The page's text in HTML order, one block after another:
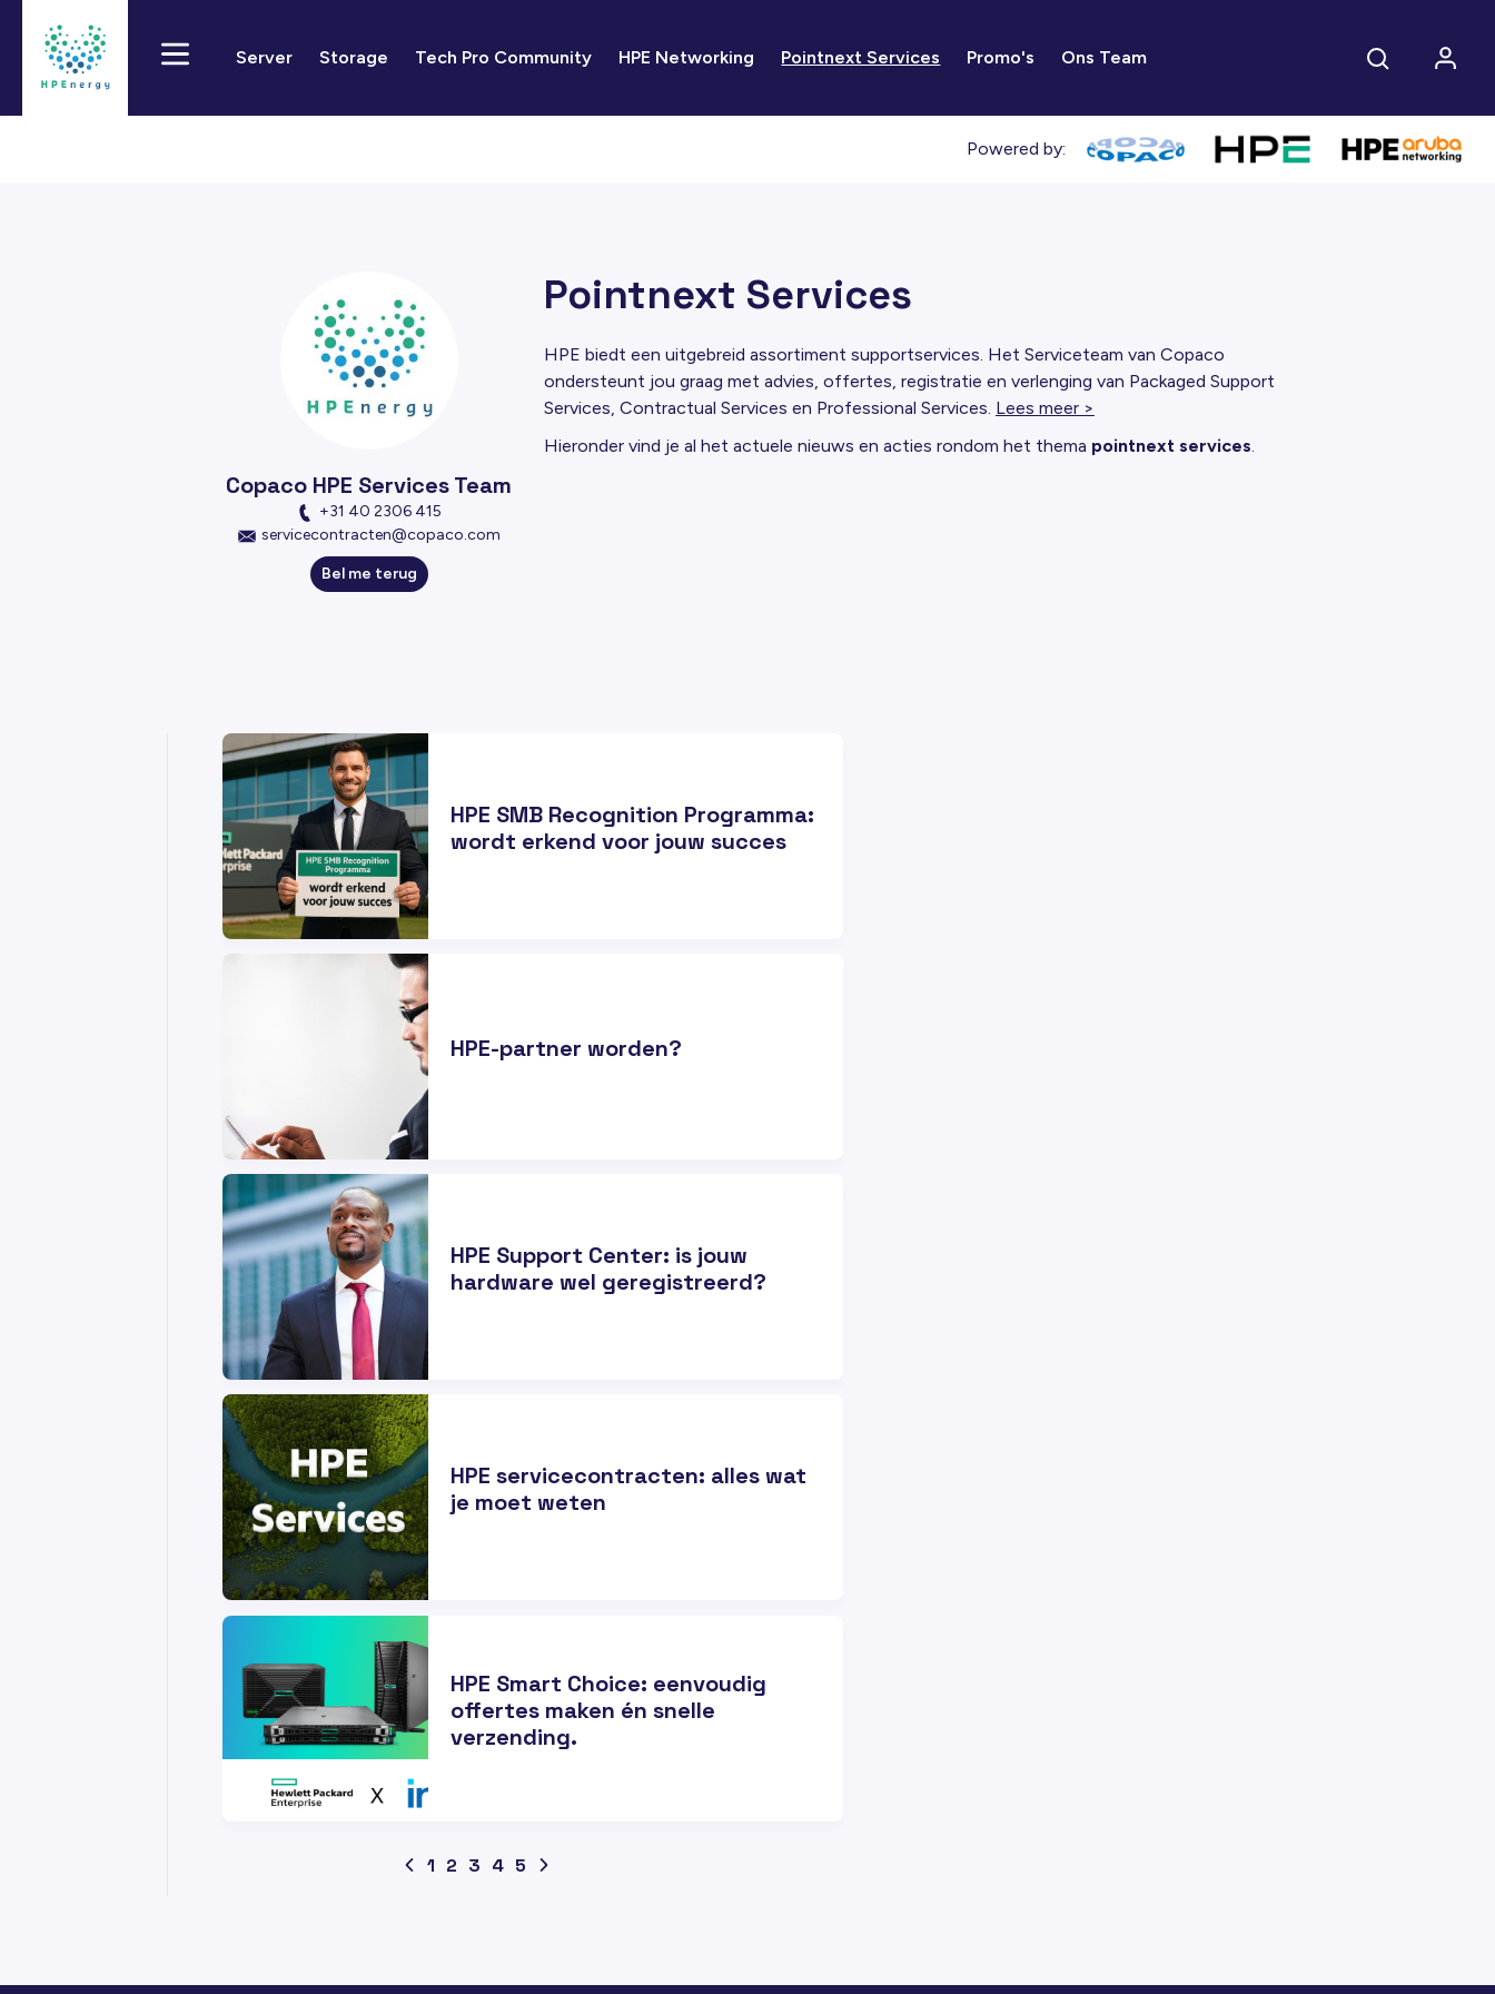
Server Storage Tech Pro Community HPE Networking Pointnext Services Promo's Ons Team
Powered by:
Copaco HPE Services Team
+31 40 2306 415
servicecontracten@copaco.com
Bel me terug
Pointnext Services
HPE biedt een uitgebreid assortiment supportservices. Het Serviceteam van Copaco
ondersteunt jou graag met advies, offertes, registratie en verlenging van Packaged Support
Services, Contractual Services en Professional Services. Lees meer >
Hieronder vind je al het actuele nieuws en acties rondom het thema pointnext services.
HPE SMB Recognition Programma:
wordt erkend voor jouw succes
HPE-partner worden?
HPE Support Center: is jouw
hardware wel geregistreerd?
HPE servicecontracten: alles wat
je moet weten
HPE Smart Choice: eenvoudig
offertes maken én snelle
verzending.
1 2 3 4 5